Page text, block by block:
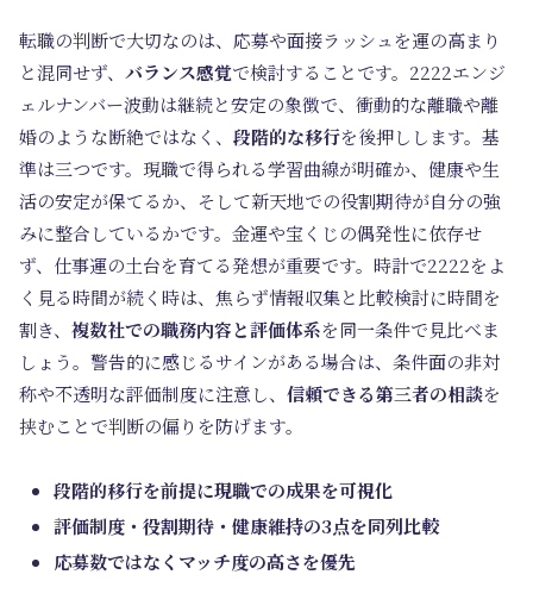
転職の判断で大切なのは、応募や面接ラッシュを運の高まり
と混同せず、 バランス感覚で検討することです。2222エンジ
ェルナンバー波動は継続と安定の象徴で、衝動的な離職や離
婚のような断絶ではなく、 段階的な移行を後押しします。基
準は三つです。現職で得られる学習曲線が明確か、健康や生
活の安定が保てるか、そして新天地での役割期待が自分の強
みに整合しているかです。金運や宝くじの偶発性に依存せ
ず、仕事運の土台を育てる発想が重要です。時計で2222をよ
く見る時間が続く時は、焦らず情報収集と比較検討に時間を
割き、 複数社での職務内容と評価体系を同一条件で見比べま
しょう。警告的に感じるサインがある場合は、条件面の非対
称や不透明な評価制度に注意し、 信頼できる第三者の相談を
挟むことで判断の偏りを防げます。
段階的移行を前提に現職での成果を可視化
評価制度・役割期待・健康維持の3点を同列比較
応募数ではなくマッチ度の高さを優先